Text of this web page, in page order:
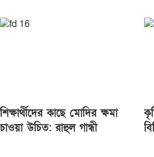
শিক্ষার্থীদের কাছে মোদির ক্ষমা
চাওয়া উচিত: রাহুল গান্ধী